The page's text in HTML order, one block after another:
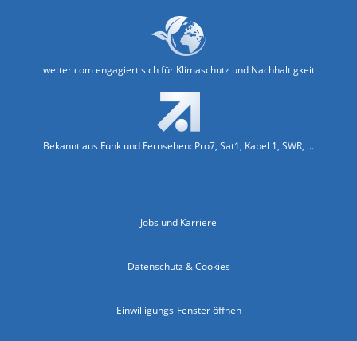
wetter.com engagiert sich für Klimaschutz und Nachhaltigkeit
Bekannt aus Funk und Fernsehen: Pro7, Sat1, Kabel 1, SWR, ...
Jobs und Karriere
Datenschutz & Cookies
Einwilligungs-Fenster öffnen